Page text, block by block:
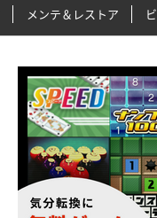
メンテ＆レストア